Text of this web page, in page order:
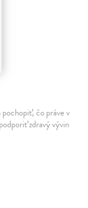
pochopiť, čo práve v
zdravý vývin